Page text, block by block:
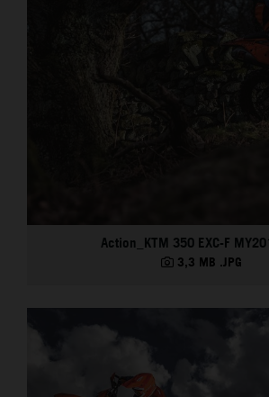
Action_KTM 350 EXC-F
3,3 MB .JPG